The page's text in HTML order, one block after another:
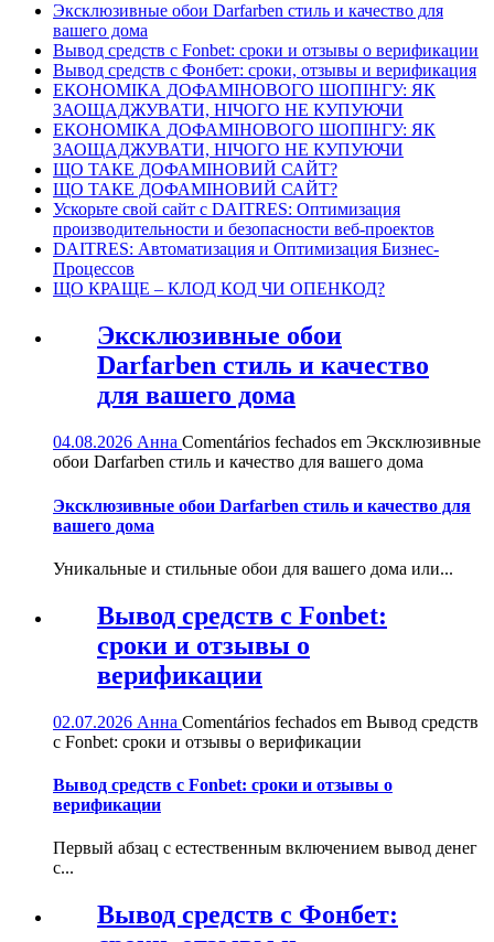
Эксклюзивные обои Darfarben стиль и качество для
вашего дома
Вывод средств с Fonbet: сроки и отзывы о верификации
Вывод средств с Фонбет: сроки, отзывы и верификация
ЕКОНОМІКА ДОФАМІНОВОГО ШОПІНГУ: ЯК
ЗАОЩАДЖУВАТИ, НІЧОГО НЕ КУПУЮЧИ
ЕКОНОМІКА ДОФАМІНОВОГО ШОПІНГУ: ЯК
ЗАОЩАДЖУВАТИ, НІЧОГО НЕ КУПУЮЧИ
ЩО ТАКЕ ДОФАМІНОВИЙ САЙТ?
ЩО ТАКЕ ДОФАМІНОВИЙ САЙТ?
Ускорьте свой сайт с DAITRES: Оптимизация
производительности и безопасности веб-проектов
DAITRES: Автоматизация и Оптимизация Бизнес-
Процессов
ЩО КРАЩЕ – КЛОД КОД ЧИ ОПЕНКОД?
Эксклюзивные обои
Darfarben стиль и качество
для вашего дома
04.08.2026 Анна Comentários fechados em Эксклюзивные
обои Darfarben стиль и качество для вашего дома
Эксклюзивные обои Darfarben стиль и качество для
вашего дома
Уникальные и стильные обои для вашего дома или...
Вывод средств с Fonbet:
сроки и отзывы о
верификации
02.07.2026 Анна Comentários fechados em Вывод средств
с Fonbet: сроки и отзывы о верификации
Вывод средств с Fonbet: сроки и отзывы о
верификации
Первый абзац с естественным включением вывод денег
с...
Вывод средств с Фонбет: